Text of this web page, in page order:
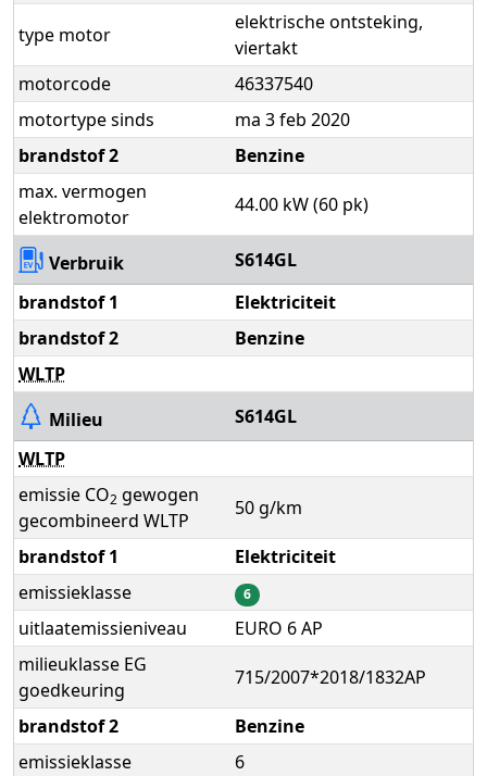
type motor
elektrische ontsteking,
viertakt
motorcode
46337540
motortype sinds
ma 3 feb 2020
brandstof 2
Benzine
max. vermogen
elektromotor
44.00 kW (60 pk)
Verbruik
S614GL
brandstof 1
Elektriciteit
brandstof 2
Benzine
WLTP
Milieu
S614GL
WLTP
emissie CO2 gewogen
gecombineerd WLTP
50 g/km
brandstof 1
Elektriciteit
emissieklasse
6
uitlaatemissieniveau
EURO 6 AP
milieuklasse EG
goedkeuring
715/2007*2018/1832AP
brandstof 2
Benzine
emissieklasse
6